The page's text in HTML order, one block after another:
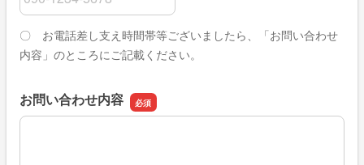
〇 お電話差し支え時間帯等ございましたら、「お問い合わせ
内容」のところにご記載ください。
お問い合わせ内容
お問い合わせ内容